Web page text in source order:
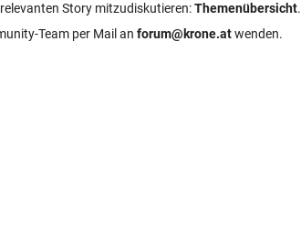
Story mitzudiskutieren:Themenübersicht.
Team per Mail an forum@krone.atwenden.